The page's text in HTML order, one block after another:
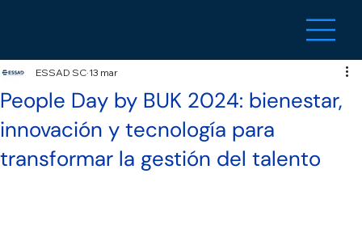
People Day by BUK 2024: bienestar,
innovación y tecnología para
transformar la gestión del talento
ESSAD SC 13 mar